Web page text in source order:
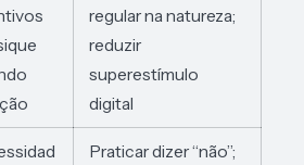
regular na natureza;
reduzir
superestímulo
digital
Praticar dizer “não”;